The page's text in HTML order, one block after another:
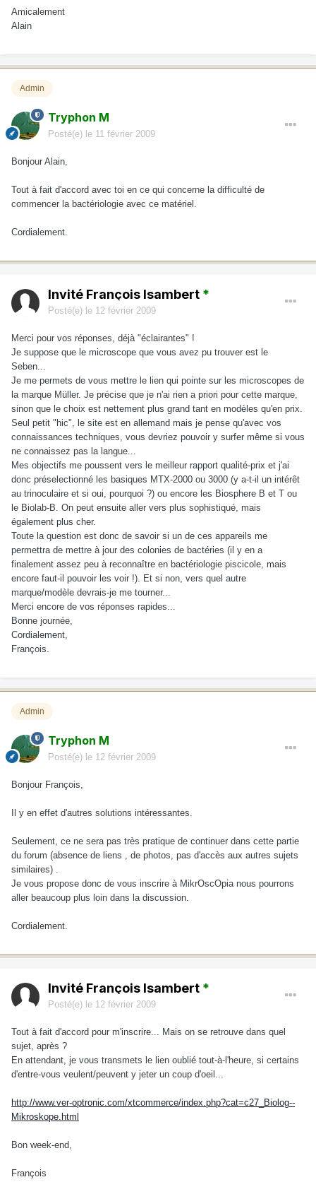
Amicalement
Alain
Admin
Tryphon M
Posté(e) le 11 février 2009
Bonjour Alain,
Tout à fait d'accord avec toi en ce qui concerne la difficulté de
commencer la bactériologie avec ce matériel.
Cordialement.
Invité François Isambert *
Posté(e) le 12 février 2009
Merci pour vos réponses, déjà "éclairantes" !
Je suppose que le microscope que vous avez pu trouver est le
Seben...
Je me permets de vous mettre le lien qui pointe sur les microscopes de
la marque Müller. Je précise que je n'ai rien a priori pour cette marque,
sinon que le choix est nettement plus grand tant en modèles qu'en prix.
Seul petit "hic", le site est en allemand mais je pense qu'avec vos
connaissances techniques, vous devriez pouvoir y surfer même si vous
ne connaissez pas la langue...
Mes objectifs me poussent vers le meilleur rapport qualité-prix et j'ai
donc préselectionné les basiques MTX-2000 ou 3000 (y a-t-il un intérêt
au trinoculaire et si oui, pourquoi ?) ou encore les Biosphere B et T ou
le Biolab-B. On peut ensuite aller vers plus sophistiqué, mais
également plus cher.
Toute la question est donc de savoir si un de ces appareils me
permettra de mettre à jour des colonies de bactéries (il y en a
finalement assez peu à reconnaître en bactériologie piscicole, mais
encore faut-il pouvoir les voir !). Et si non, vers quel autre
marque/modèle devrais-je me tourner...
Merci encore de vos réponses rapides...
Bonne journée,
Cordialement,
François.
Admin
Tryphon M
Posté(e) le 12 février 2009
Bonjour François,
Il y en effet d'autres solutions intéressantes.
Seulement, ce ne sera pas très pratique de continuer dans cette partie
du forum (absence de liens , de photos, pas d'accès aux autres sujets
similaires) .
Je vous propose donc de vous inscrire à MikrOscOpia nous pourrons
aller beaucoup plus loin dans la discussion.
Cordialement.
Invité François Isambert *
Posté(e) le 12 février 2009
Tout à fait d'accord pour m'inscrire... Mais on se retrouve dans quel
sujet, après ?
En attendant, je vous transmets le lien oublié tout-à-l'heure, si certains
d'entre-vous veulent/peuvent y jeter un coup d'oeil...
http://www.ver-optronic.com/xtcommerce/index.php?cat=c27_Biolog--
Mikroskope.html
Bon week-end,
François